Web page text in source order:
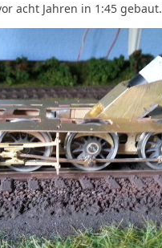
acht Jahren in 1:45 gebaut.